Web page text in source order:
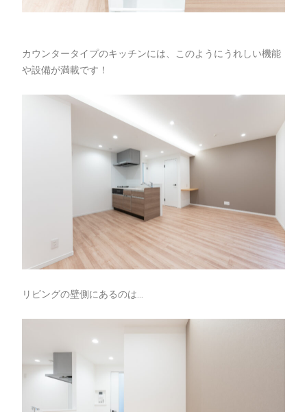
カウンタータイプのキッチンには、このようにうれしい機能
や設備が満載です！
リビングの壁側にあるのは…